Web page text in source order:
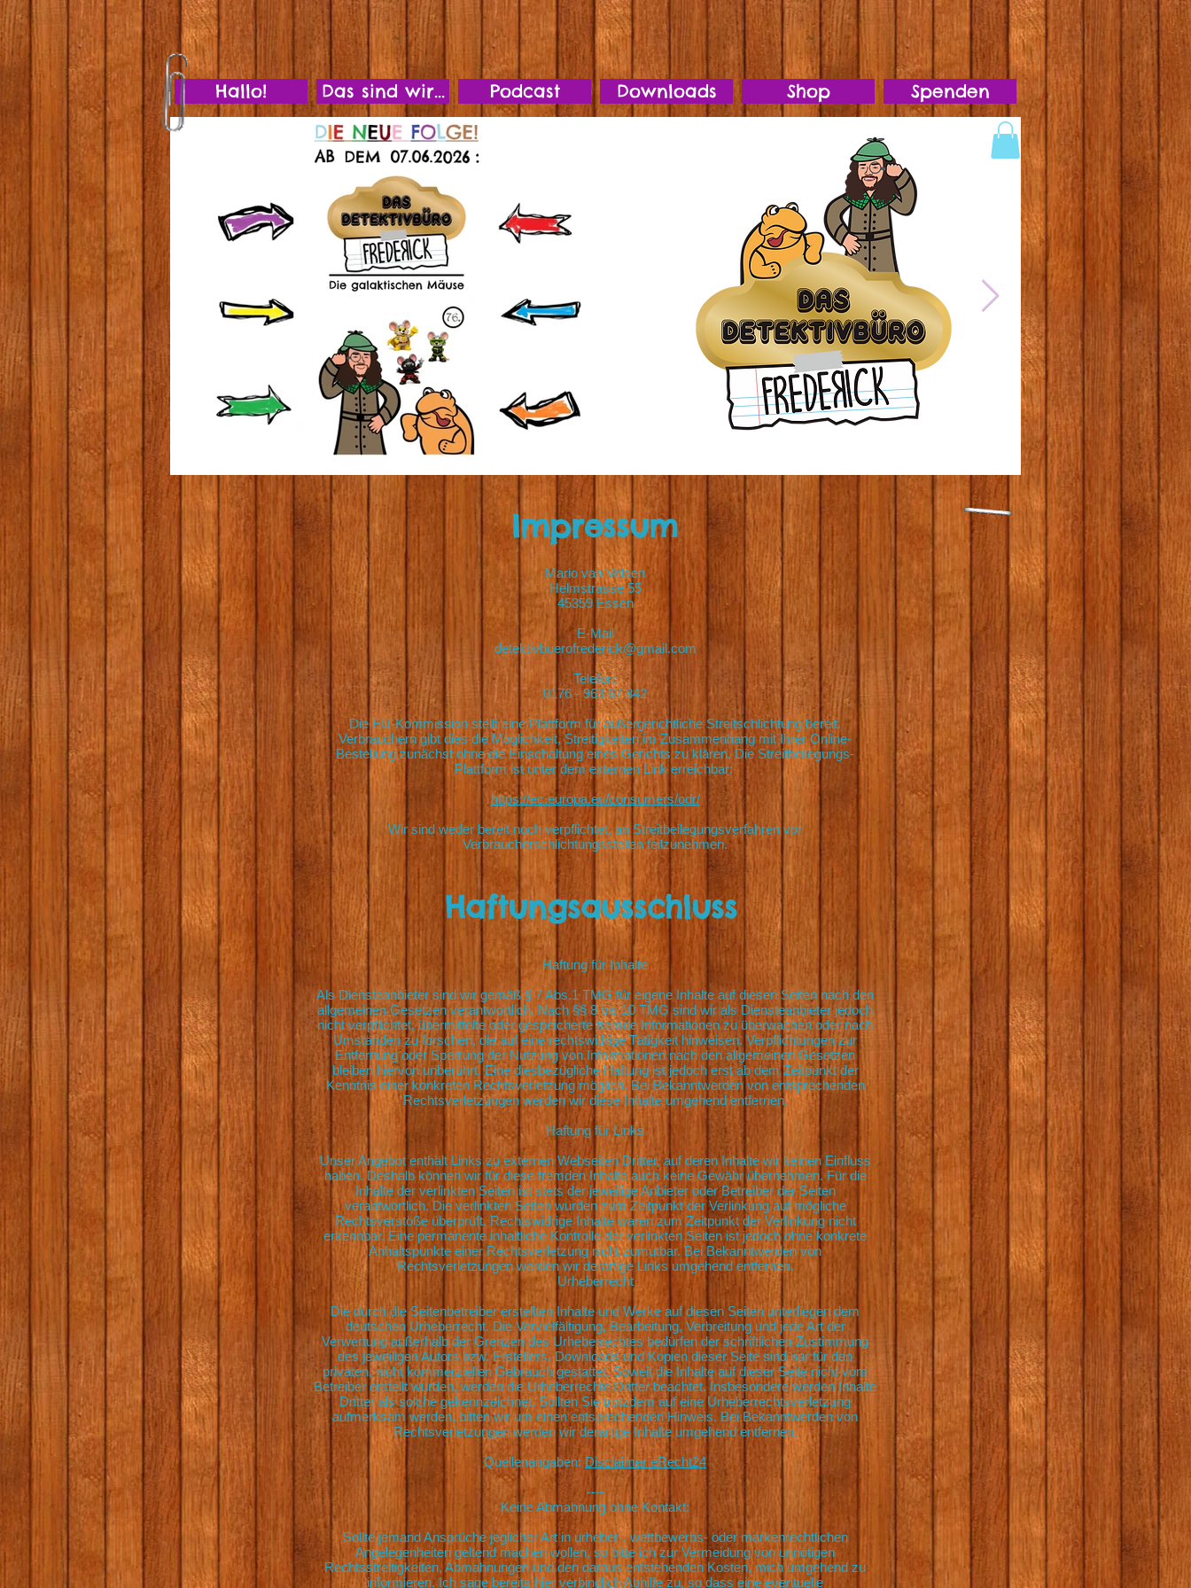
Hallo! Das sind wir... Podcast Downloads Shop Spenden
banner 221.jpg Impressum
Mario van Velsen
Helmstrasse 55
45359 Essen
E-Mail
detektivbuerofrederick@gmail.com
Telefon:
0176 - 963 67 842
Die EU-Kommission stellt eine Plattform für außergerichtliche Streitschlichtung bereit.
Verbrauchern gibt dies die Möglichkeit, Streitigkeiten im Zusammenhang mit Ihrer Online-
Bestellung zunächst ohne die Einschaltung eines Gerichts zu klären. Die Streitbeilegungs-
Plattform ist unter dem externen Link erreichbar:
https://ec.europa.eu/consumers/odr/
Wir sind weder bereit noch verpflichtet, an Streitbeilegungsverfahren vor
Verbraucherschlichtungsstellen teilzunehmen.
Haftungsausschluss
Haftung für Inhalte
Als Diensteanbieter sind wir gemäß § 7 Abs.1 TMG für eigene Inhalte auf diesen Seiten nach den
allgemeinen Gesetzen verantwortlich. Nach §§ 8 bis 10 TMG sind wir als Diensteanbieter jedoch
nicht verpflichtet, übermittelte oder gespeicherte fremde Informationen zu überwachen oder nach
Umständen zu forschen, die auf eine rechtswidrige Tätigkeit hinweisen. Verpflichtungen zur
Entfernung oder Sperrung der Nutzung von Informationen nach den allgemeinen Gesetzen
bleiben hiervon unberührt. Eine diesbezügliche Haftung ist jedoch erst ab dem Zeitpunkt der
Kenntnis einer konkreten Rechtsverletzung möglich. Bei Bekanntwerden von entsprechenden
Rechtsverletzungen werden wir diese Inhalte umgehend entfernen.
Haftung für Links
Unser Angebot enthält Links zu externen Webseiten Dritter, auf deren Inhalte wir keinen Einfluss
haben. Deshalb können wir für diese fremden Inhalte auch keine Gewähr übernehmen. Für die
Inhalte der verlinkten Seiten ist stets der jeweilige Anbieter oder Betreiber der Seiten
verantwortlich. Die verlinkten Seiten wurden zum Zeitpunkt der Verlinkung auf mögliche
Rechtsverstöße überprüft. Rechtswidrige Inhalte waren zum Zeitpunkt der Verlinkung nicht
erkennbar. Eine permanente inhaltliche Kontrolle der verlinkten Seiten ist jedoch ohne konkrete
Anhaltspunkte einer Rechtsverletzung nicht zumutbar. Bei Bekanntwerden von
Rechtsverletzungen werden wir derartige Links umgehend entfernen.
Urheberrecht
Die durch die Seitenbetreiber erstellten Inhalte und Werke auf diesen Seiten unterliegen dem
deutschen Urheberrecht. Die Vervielfältigung, Bearbeitung, Verbreitung und jede Art der
Verwertung außerhalb der Grenzen des Urheberrechtes bedürfen der schriftlichen Zustimmung
des jeweiligen Autors bzw. Erstellers. Downloads und Kopien dieser Seite sind nur für den
privaten, nicht kommerziellen Gebrauch gestattet. Soweit die Inhalte auf dieser Seite nicht vom
Betreiber erstellt wurden, werden die Urheberrechte Dritter beachtet. Insbesondere werden Inhalte
Dritter als solche gekennzeichnet. Sollten Sie trotzdem auf eine Urheberrechtsverletzung
aufmerksam werden, bitten wir um einen entsprechenden Hinweis. Bei Bekanntwerden von
Rechtsverletzungen werden wir derartige Inhalte umgehend entfernen.
Quellenangaben:Disclaimer eRecht24
----
Keine Abmahnung ohne Kontakt:
Sollte jemand Ansprüche jeglicher Art in urheber-, wettbewerbs- oder markenrechtlichen
Angelegenheiten geltend machen wollen, so bitte ich zur Vermeidung von unnötigen
Rechtsstreitigkeiten, Abmahnungen und den daraus entstehenden Kosten, mich umgehend zu
informieren. Ich sage bereits hier verbindlich Abhilfe zu, so dass eine eventuelle